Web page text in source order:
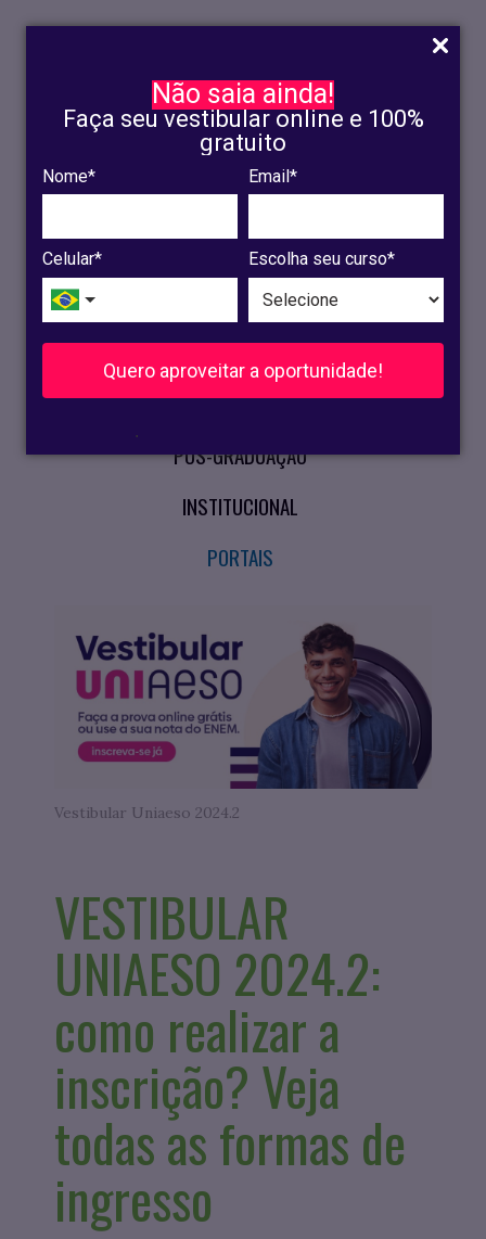
Não saia ainda!
Faça seu vestibular online e 100%
gratuito
Nome* Email*
Celular* Escolha seu curso*
Quero aproveitar a oportunidade!
.
INSCRIÇÃO
OLINDA
RECIFE
VESTIBULAR
CURSOS PRESENCIAIS
PÓS-GRADUAÇÃO
INSTITUCIONAL
PORTAIS
Vestibular Uniaeso 2024.2
VESTIBULAR
UNIAESO 2024.2:
como realizar a
inscrição? Veja
todas as formas de
ingresso